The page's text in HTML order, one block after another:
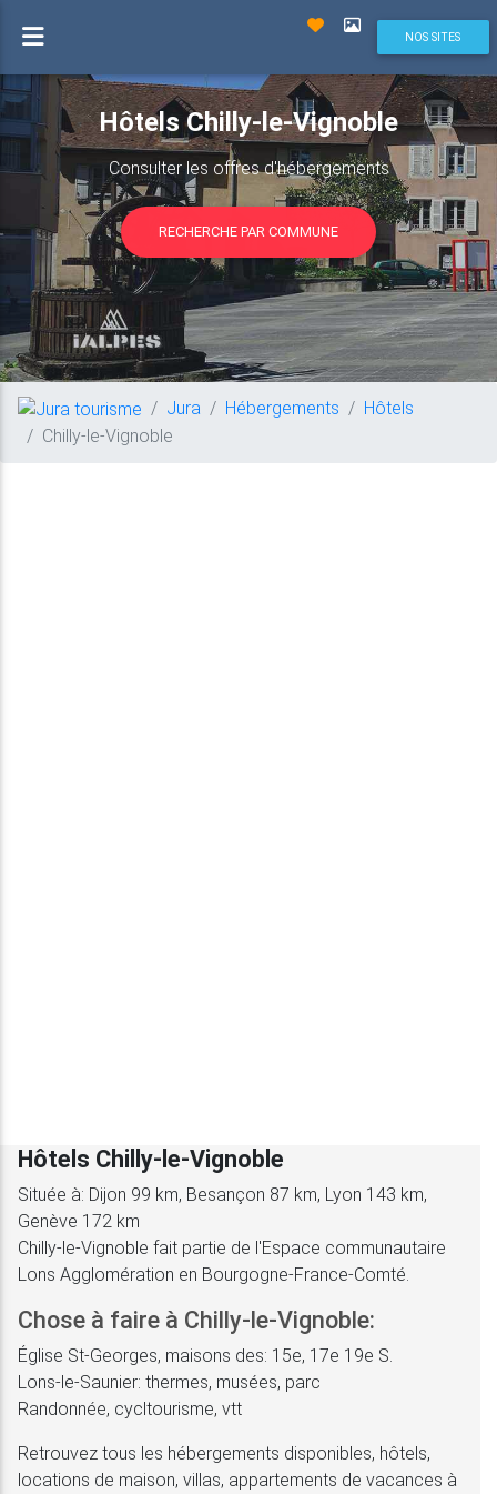
NOS SITES
Hôtels Chilly-le-Vignoble
Consulter les offres d'hébergements
RECHERCHE PAR COMMUNE
Jura Hébergements
Hôtels
Chilly-le-Vignoble
Hôtels Chilly-le-Vignoble
Située à: Dijon 99 km, Besançon 87 km, Lyon 143 km,
Genève 172 km
Chilly-le-Vignoble fait partie de l'Espace communautaire
Lons Agglomération en Bourgogne-France-Comté.
Chose à faire à Chilly-le-Vignoble:
Église St-Georges, maisons des: 15e, 17e 19e S.
Lons-le-Saunier: thermes, musées, parc
Randonnée, cycltourisme, vtt
Retrouvez tous les hébergements disponibles, hôtels,
locations de maison, villas, appartements de vacances à